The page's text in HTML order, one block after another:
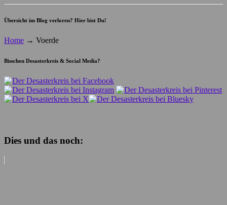
Übersicht im Blog verloren? Hier bist Du!
Home → Voerde
Bisschen Desasterkreis & Social Media?
Dies und das noch: